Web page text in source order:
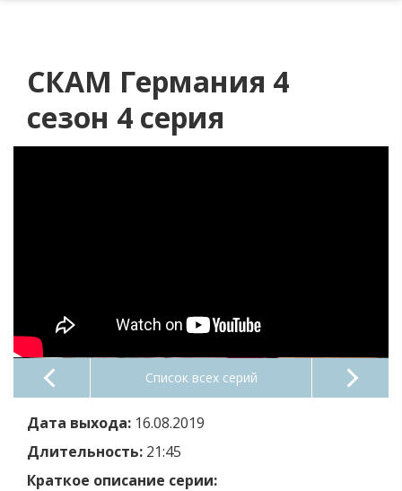
СКАМ Германия 4
сезон 4 серия
Список всех серий
Дата выхода: 16.08.2019
Длительность: 21:45
Краткое описание серии: